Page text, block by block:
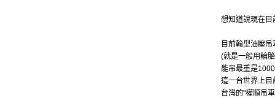
想知道說現在目
目前輪型油壓吊
(就是一般用輪
能吊最重是
這一台世界上目
台灣的"權順吊